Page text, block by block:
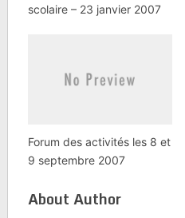
scolaire – 23 janvier 2007
Forum des activités les 8 et
9 septembre 2007
About Author